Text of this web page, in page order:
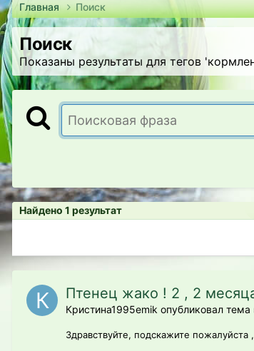
Главная Поиск
Поиск
Показаны результаты для тегов
Найдено 1 результат
Птенец жако ! 2 , 2
Кристина1995emik опубликовал тема
Здравствуйте, подскажите